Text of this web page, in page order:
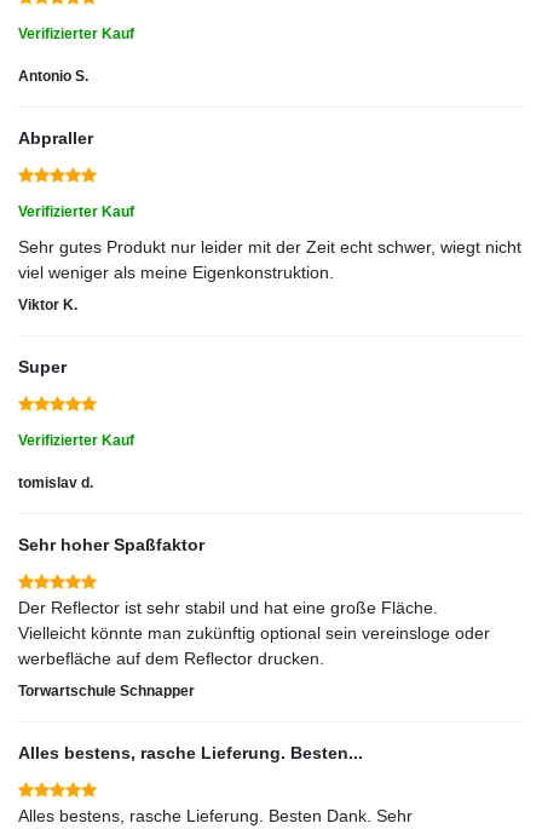
Verifizierter Kauf
Antonio S.
Abpraller
Verifizierter Kauf
Sehr gutes Produkt nur leider mit der Zeit echt schwer, wiegt nicht
viel weniger als meine Eigenkonstruktion.
Viktor K.
Super
Verifizierter Kauf
tomislav d.
Sehr hoher Spaßfaktor
Der Reflector ist sehr stabil und hat eine große Fläche.
Vielleicht könnte man zukünftig optional sein vereinsloge oder
werbefläche auf dem Reflector drucken.
Torwartschule Schnapper
Alles bestens, rasche Lieferung. Besten...
Alles bestens, rasche Lieferung. Besten Dank. Sehr